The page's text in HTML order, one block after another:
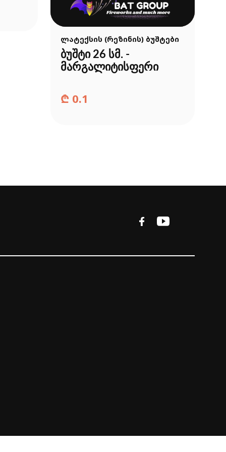
ლატექსის (რეზინის) ბუშტები
ბუშტი 26 სმ. -
მარგალიტისფერი
₾ 0.1